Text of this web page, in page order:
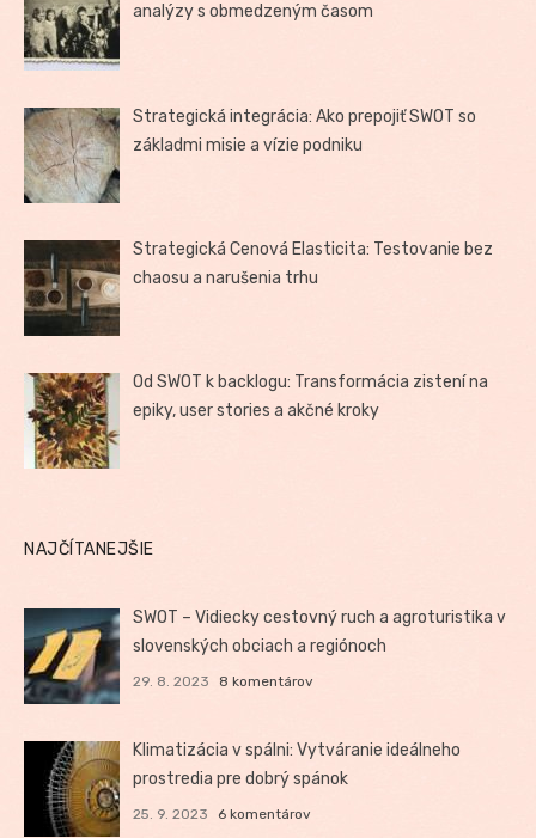
analýzy s obmedzeným časom
Strategická integrácia: Ako prepojiť SWOT so
základmi misie a vízie podniku
Strategická Cenová Elasticita: Testovanie bez
chaosu a narušenia trhu
Od SWOT k backlogu: Transformácia zistení na
epiky, user stories a akčné kroky
NAJČÍTANEJŠIE
SWOT – Vidiecky cestovný ruch a agroturistika v
slovenských obciach a regiónoch
29. 8. 2023 8 komentárov
Klimatizácia v spálni: Vytváranie ideálneho
prostredia pre dobrý spánok
25. 9. 2023 6 komentárov